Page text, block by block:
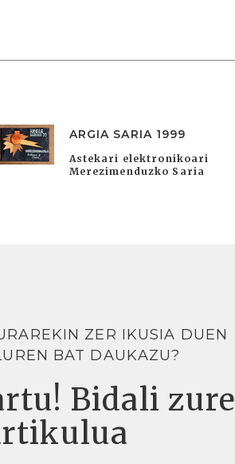
ARGIA SARIA 1999
Astekari elektronikoari
Merezimenduzko Saria
ZER IKUSIA DUEN
BAT DAUKAZU?
Bidali zure